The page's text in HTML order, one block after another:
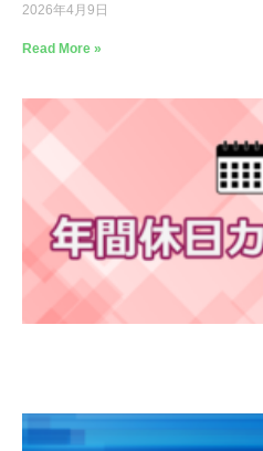
2026年4月9日
Read More »